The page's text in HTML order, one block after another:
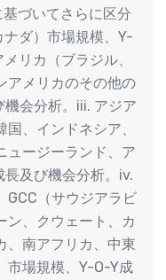
づいてさらに区分
ダ）市場規模、Y-
リカ（ブラジル、
アメリカのその他の
会分析。iii. アジア
、インドネシア、
ュージーランド、ア
及び機会分析。iv.
GCC（サウジアラビ
ン、クウェート、カ
、南アフリカ、中東
市場規模、Y-O-Y成